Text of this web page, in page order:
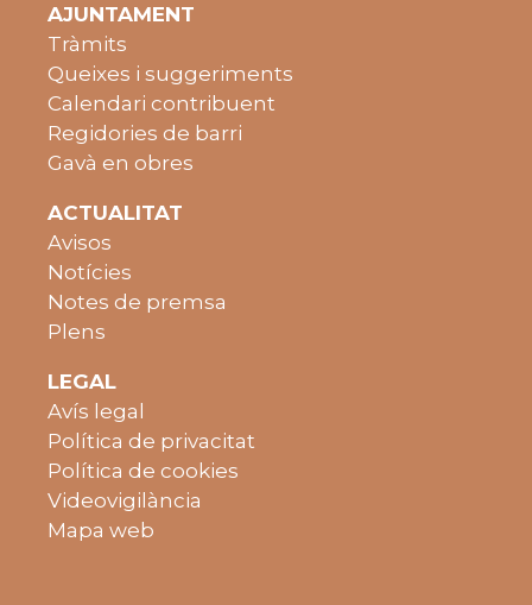
AJUNTAMENT
Tràmits
Queixes i suggeriments
Calendari contribuent
Regidories de barri
Gavà en obres
ACTUALITAT
Avisos
Notícies
Notes de premsa
Plens
LEGAL
Avís legal
Política de privacitat
Política de cookies
Videovigilància
Mapa web